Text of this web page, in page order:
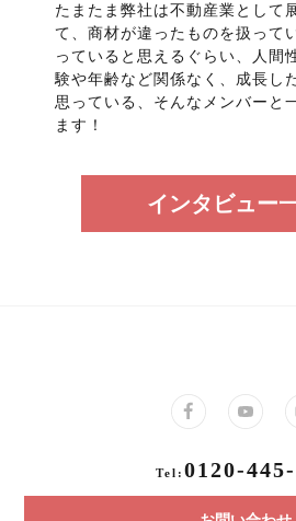
たまたま弊社は不動産業として
て、商材が違ったものを扱って
っていると思えるぐらい、人間
験や年齢など関係なく、成長し
思っている、そんなメンバーと
ます！
インタビュー
Tel: 0120-